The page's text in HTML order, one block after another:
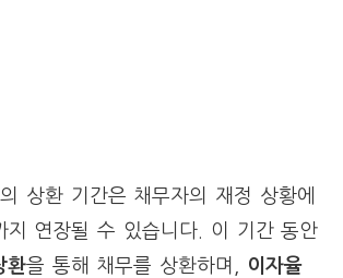
의 상환 기간은 채무자의 재정 상황에
지 연장될 수 있습니다. 이 기간 동안
환을 통해 채무를 상환하며,
이자율